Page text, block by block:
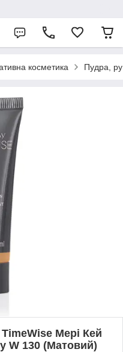
косметика Пудра,
Мері Кей
W 130 (Матовий)